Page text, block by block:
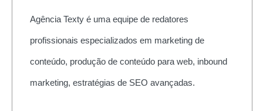
Agência Texty é uma equipe de redatores
profissionais especializados em marketing de
conteúdo, produção de conteúdo para web, inbound
marketing, estratégias de SEO avançadas.